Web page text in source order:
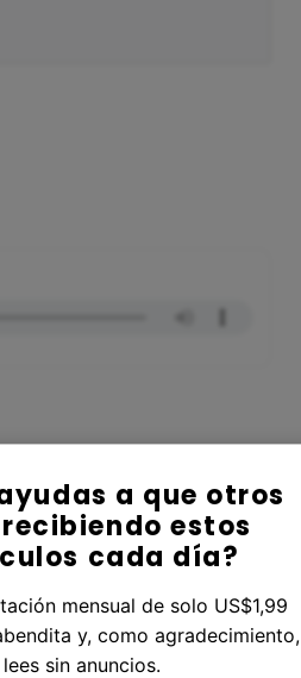
a que otros
estos
cada día?
mensual de solo US$1,99
y, como agradecimiento,
lees sin anuncios.